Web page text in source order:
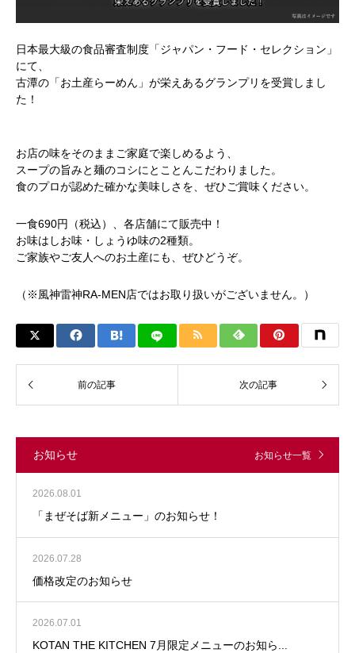
日本最大級の食品審査制度「ジャパン・フード・セレクション」
にて、
古潭の「お土産らーめん」が栄えあるグランプリを受賞しまし
た！
お店の味をそのままご家庭で楽しめるよう、
スープの旨みと麺のコシにとことんこだわりました。
食のプロが認めた確かな美味しさを、ぜひご賞味ください。
一食690円（税込）、各店舗にて販売中！
お味はしお味・しょうゆ味の2種類。
ご家族やご友人へのお土産にも、ぜひどうぞ。
（※風神雷神RA-MEN店ではお取り扱いがございません。）
お知らせ お知らせ一覧
2026.08.01
「まぜそば新メニュー」のお知らせ！
2026.07.28
価格改定のお知らせ
2026.07.01
KOTAN THE KITCHEN 7月限定メニューのお知ら...